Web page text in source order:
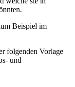
Beispiel im
folgenden Vorlage
und